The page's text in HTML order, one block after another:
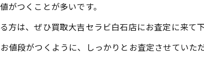
がつくことが多いです。
は、ぜひ買取大吉セラビ白石店にお査定に来て下
段がつくように、しっかりとお査定させていただ